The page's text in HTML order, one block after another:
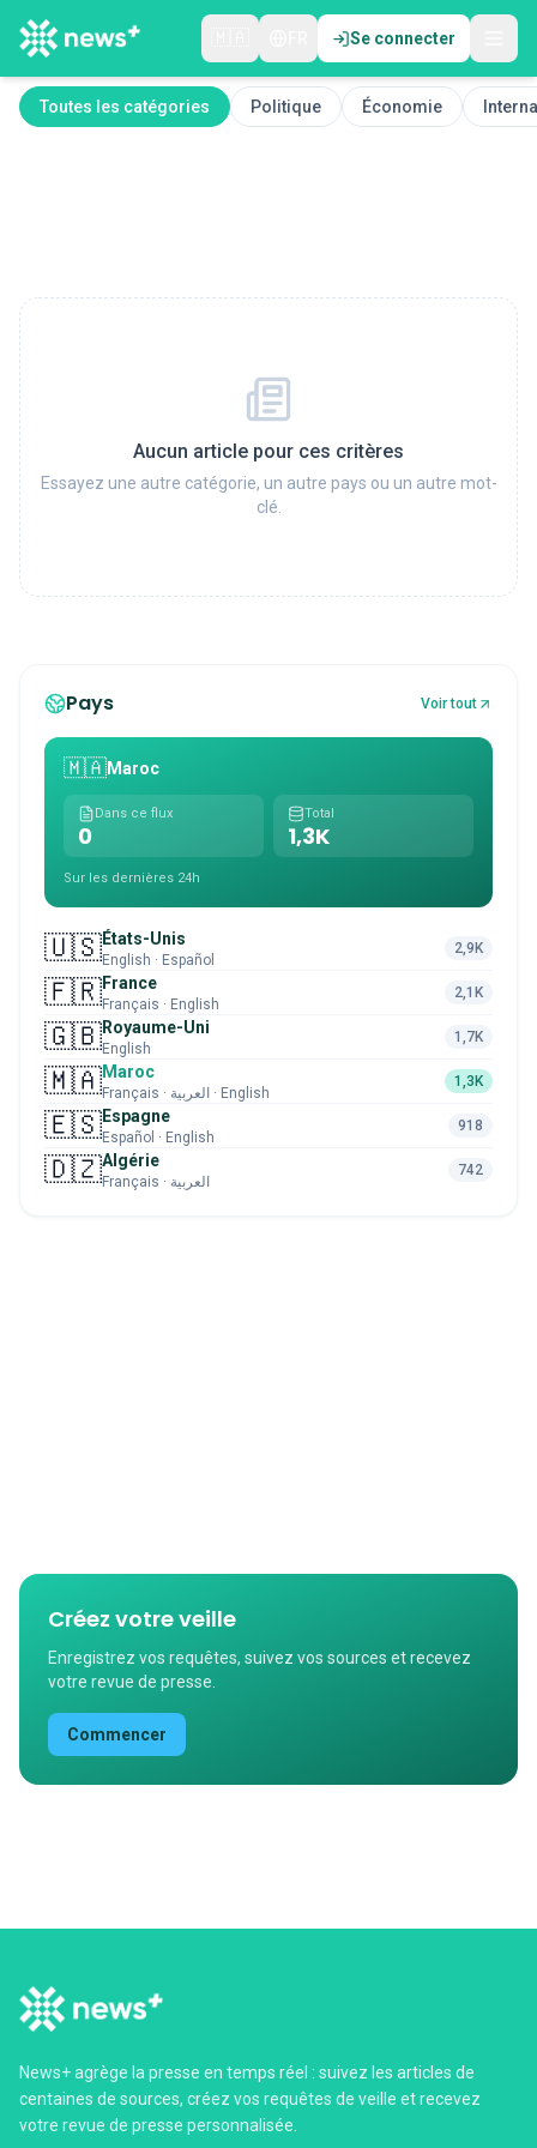
Se connecter
Toutes les catégories Politique Économie
Aucun article pour ces critères
Essayez une autre catégorie, un autre pays ou un autre mot-
clé.
Pays Voir tout
🇲🇦Maroc
Dans ce flux
0
Total
1,3K
Sur les dernières 24h
🇺🇸États-Unis
English · Español
2,9K
🇫🇷France
Français · English
2,1K
🇬🇧Royaume-Uni
English
1,7K
🇲🇦Maroc
Français · العربية · English
1,3K
🇪🇸Espagne
Español · English
918
🇩🇿Algérie
Français · العربية
742
Créez votre veille
Enregistrez vos requêtes, suivez vos sources et recevez
votre revue de presse.
Commencer
News+ agrège la presse en temps réel : suivez les articles de
centaines de sources, créez vos requêtes de veille et recevez
votre revue de presse personnalisée.